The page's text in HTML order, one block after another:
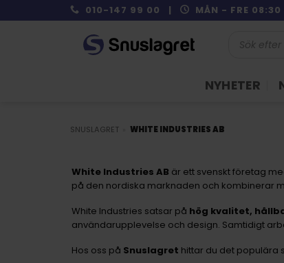
to
010-147 99 00 | MÅN - FRE
NYHETER
SNUSLAGRET WHITE INDUSTRIES AB
White Industries AB är ett svenskt företag
på den nordiska marknaden och kombinerar
White Industries satsar på hög kvalitet,
användarupplevelse och design. Samtidigt
Hos oss på Snuslagret hittar du det populära